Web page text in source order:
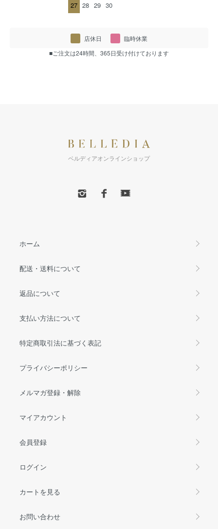
27 28 29 30
店休日
臨時休業
■ご注文は24時間、365日受け付けております
ベルディアオンラインショップ
ホーム
配送・送料について
返品について
支払い方法について
特定商取引法に基づく表記
プライバシーポリシー
メルマガ登録・解除
マイアカウント
会員登録
ログイン
カートを見る
お問い合わせ